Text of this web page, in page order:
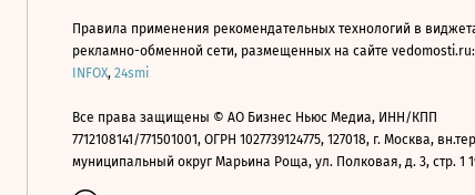
Правила применения рекомендательных технологий в
рекламно-обменной сети, размещенных на сайте vedomosti.ru:
INFOX, 24smi
Все права защищены © АО Бизнес Ньюс Медиа, ИНН/КПП
7712108141/771501001, ОГРН 1027739124775, 127018, г. Москва,
муниципальный округ Марьина Роща, ул. Полковая, д. 3, стр. 1